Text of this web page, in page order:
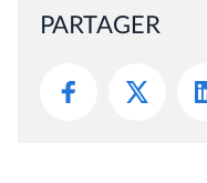
PARTAGER